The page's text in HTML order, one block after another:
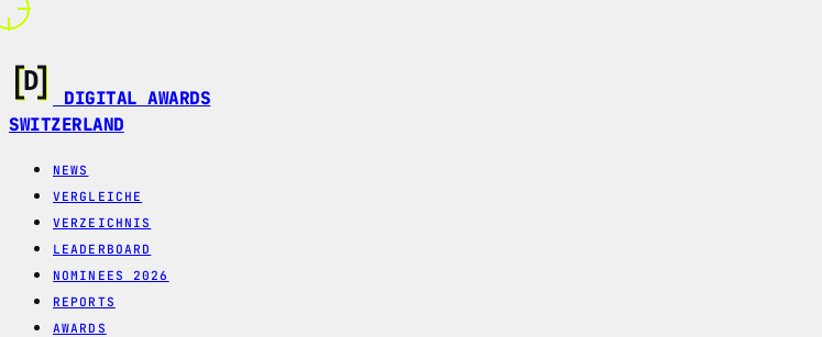
DIGITAL AWARDS
SWITZERLAND
NEWS
VERGLEICHE
VERZEICHNIS
LEADERBOARD
NOMINEES 2026
REPORTS
AWARDS